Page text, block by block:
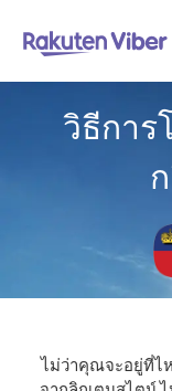
วิธีการ
ไม่ว่าคุณจะอยู่ที่ไ